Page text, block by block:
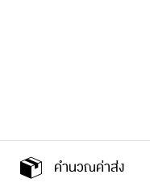
คำนวณค่าส่ง